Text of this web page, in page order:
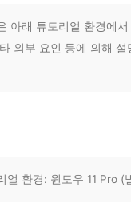
아래 튜토리얼 환경에서
외부 요인 등에 의해
얼 환경: 윈도우 11 Pro (